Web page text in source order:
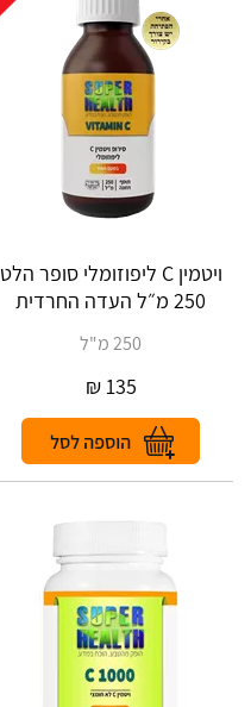
ויטמין C ליפוזומלי סופר הלט
250 מ״ל העדה החרדית
250 מ"ל
135
₪